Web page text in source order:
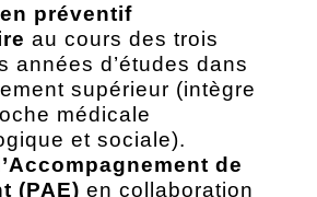
préventif
au cours des trois
années d’études dans
supérieur (intègre
médicale
et sociale).
de
(PAE) en collaboration